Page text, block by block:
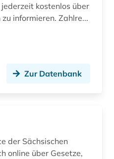
kostenlos über
informieren. Zahlre...
Zur Datenbank
der Sächsischen
online über Gesetze,